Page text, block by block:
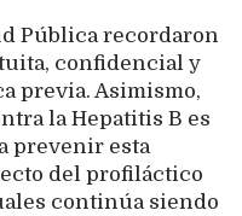
Pública recordaron
confidencial y
previa. Asimismo,
la Hepatitis B es
prevenir esta
del profiláctico
continúa siendo